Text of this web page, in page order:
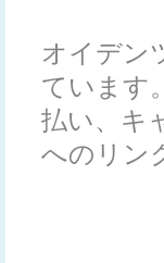
オイデン
ています
払い、キ
へのリン